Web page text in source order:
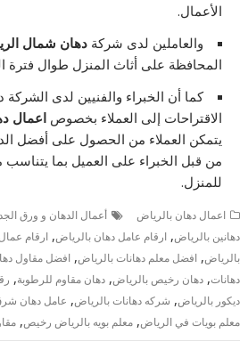
الأعمال.
والعاملين لدى شركةدهان شمال
المحافظة على أثاث المنزل طوال فترة
كما أن الخبراء والفنيين لدى الشركة
الاقتراحات إلى العملاء بخصوصاعمال
يتمكن العملاء من الحصول على أفضل
من قبل الخبراء على العميل بما يتناسب
للمنزل.
اعمال دهان بالرياض أعمال الدهان و ورق
دهانين بالرياض,ارقام عامل دهان بالرياض,ارقام
بالرياض,افضل معلم دهانات بالرياض,افضل مقاول
دهانات,دهان رخيص بالرياض,دهان مقاوم للرطوبة,
ديكور بالرياض, شركه دهانات بالرياض, عامل دهان
معلم بويات في الرياض,معلم بويه بالرياض رخيص,